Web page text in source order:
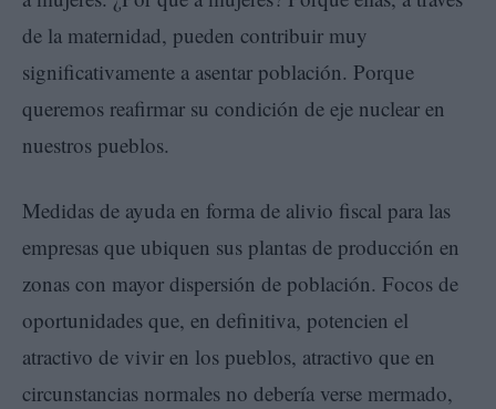
de la maternidad, pueden contribuir muy
significativamente a asentar población. Porque
queremos reafirmar su condición de eje nuclear en
nuestros pueblos.
Medidas de ayuda en forma de alivio fiscal para las
empresas que ubiquen sus plantas de producción en
zonas con mayor dispersión de población. Focos de
oportunidades que, en definitiva, potencien el
atractivo de vivir en los pueblos, atractivo que en
circunstancias normales no debería verse mermado,